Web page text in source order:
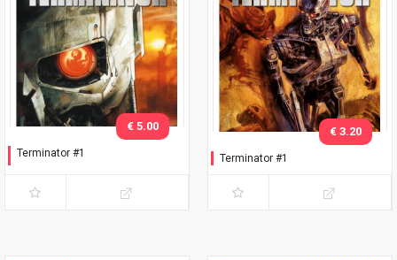
Terminator #1
€ 5.00
Terminator #1
€ 3.20